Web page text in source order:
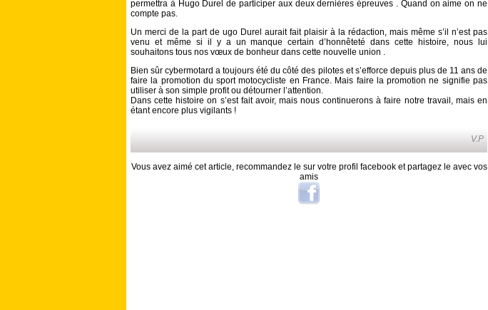
permettra à Hugo Durel de participer aux deux dernières épreuves . Quand on aime on ne
compte pas.
Un merci de la part de ugo Durel aurait fait plaisir à la rédaction, mais même s’il n’est pas
venu et même si il y a un manque certain d’honnêteté dans cette histoire, nous lui
souhaitons tous nos vœux de bonheur dans cette nouvelle union .
Bien sûr cybermotard a toujours été du côté des pilotes et s’efforce depuis plus de 11 ans de
faire la promotion du sport motocycliste en France. Mais faire la promotion ne signifie pas
utiliser à son simple profit ou détourner l’attention.
Dans cette histoire on s’est fait avoir, mais nous continuerons à faire notre travail, mais en
étant encore plus vigilants !
V.P
Vous avez aimé cet article, recommandez le sur votre profil facebook et partagez le avec vos
amis